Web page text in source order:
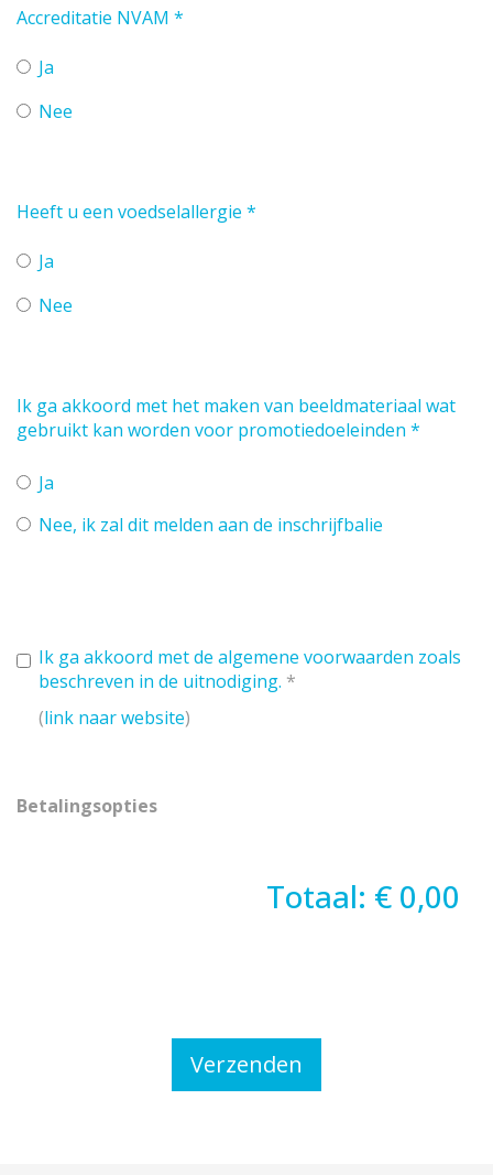
Accreditatie NVAM *
Ja
Nee
Heeft u een voedselallergie *
Ja
Nee
Ik ga akkoord met het maken van beeldmateriaal wat
gebruikt kan worden voor promotiedoeleinden *
Ja
Nee, ik zal dit melden aan de inschrijfbalie
Ik ga akkoord metde algemene voorwaarden zoals
beschreven in de uitnodiging. *
(link naar website)
Betalingsopties
Totaal: € 0,00
Verzenden